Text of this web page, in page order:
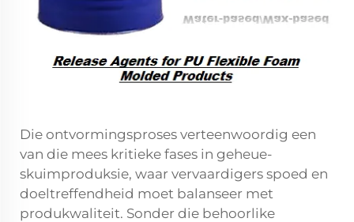
Die ontvormingsproses verteenwoordig een
van die mees kritieke fases in geheue-
skuimproduksie, waar vervaardigers spoed en
doeltreffendheid moet balanseer met
produkwaliteit. Sonder die behoorlike